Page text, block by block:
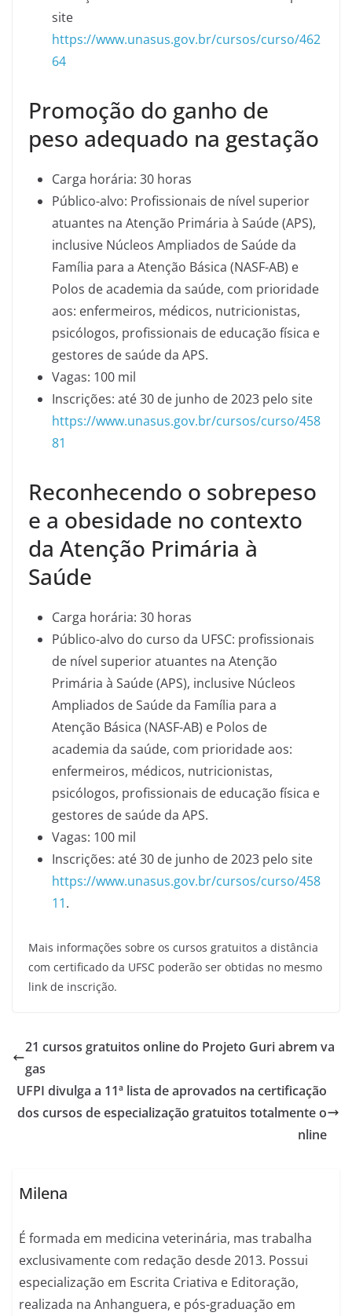
site
https://www.unasus.gov.br/cursos/curso/462
64
Promoção do ganho de
peso adequado na gestação
Carga horária: 30 horas
Público-alvo: Profissionais de nível superior
atuantes na Atenção Primária à Saúde (APS),
inclusive Núcleos Ampliados de Saúde da
Família para a Atenção Básica (NASF-AB) e
Polos de academia da saúde, com prioridade
aos: enfermeiros, médicos, nutricionistas,
psicólogos, profissionais de educação física e
gestores de saúde da APS.
Vagas: 100 mil
Inscrições: até 30 de junho de 2023 pelo site
https://www.unasus.gov.br/cursos/curso/458
81
Reconhecendo o sobrepeso
e a obesidade no contexto
da Atenção Primária à
Saúde
Carga horária: 30 horas
Público-alvo do curso da UFSC: profissionais
de nível superior atuantes na Atenção
Primária à Saúde (APS), inclusive Núcleos
Ampliados de Saúde da Família para a
Atenção Básica (NASF-AB) e Polos de
academia da saúde, com prioridade aos:
enfermeiros, médicos, nutricionistas,
psicólogos, profissionais de educação física e
gestores de saúde da APS.
Vagas: 100 mil
Inscrições: até 30 de junho de 2023 pelo site
https://www.unasus.gov.br/cursos/curso/458
11.
Mais informações sobre os cursos gratuitos a distância
com certificado da UFSC poderão ser obtidas no mesmo
link de inscrição.
21 cursos gratuitos online do Projeto Guri abrem va
gas
UFPI divulga a 11ª lista de aprovados na certificação
dos cursos de especialização gratuitos totalmente o
nline
Milena
É formada em medicina veterinária, mas trabalha
exclusivamente com redação desde 2013. Possui
especialização em Escrita Criativa e Editoração,
realizada na Anhanguera, e pós-graduação em